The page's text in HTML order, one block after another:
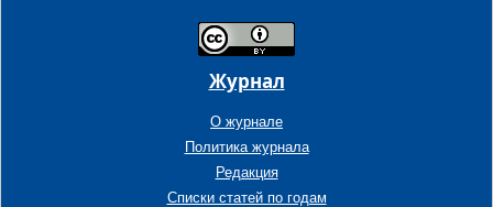
Журнал
О журнале
Политика журнала
Редакция
Списки статей по годам